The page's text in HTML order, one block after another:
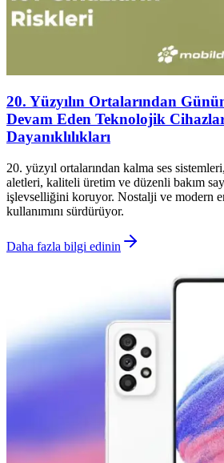
20. Yüzyılın Ortalarından
Devam Eden Teknolojik
Dayanıklılıkları
20. yüzyıl ortalarından kalma ses
aletleri, kaliteli üretim ve düzenli bakım
işlevselliğini koruyor. Nostalji ve modern
kullanımını sürdürüyor.
Daha fazla bilgi edinin